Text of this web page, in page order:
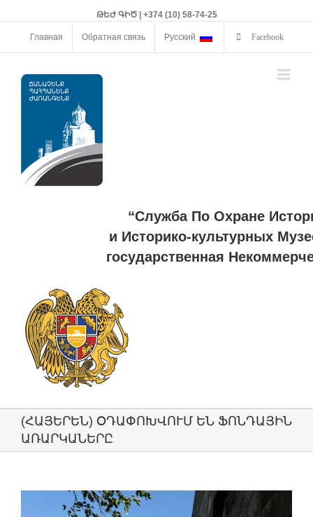
ԹԵԺ ԳԻԾ | +374 (10) 58-74-25
Главная Обратная связь Русский Facebook
“Служба По Охране
и Историко-культурных
государственная
(ՀԱՅԵՐԵՆ) ՕԴԱՓՈԽՎՈՒՄ ԵՆ ՖՈՆԴԱՅԻՆ
ԱՌԱՐԿԱՆԵՐԸ